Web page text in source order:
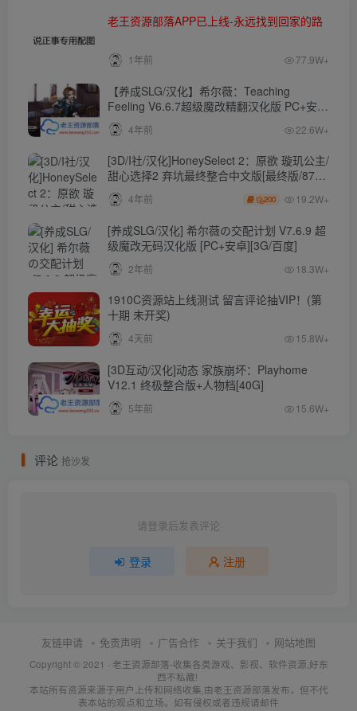
老王资源部落APP已上线-永远找到回家的路
1年前 77.9W+
【养成SLG/汉化】希尔薇：Teaching
Feeling V6.6.7超级魔改精翻汉化版 PC+安卓
【4.3G】
4年前 22.6W+
[3D/I社/汉化]HoneySelect 2：原欲 璇玑公主/
甜心选择2 弃坑最终整合中文版[最终版/87G/
秒传]
4年前 200 19.2W+
[养成SLG/汉化] 希尔薇の交配计划 V7.6.9 超
级魔改无码汉化版 [PC+安卓][3G/百度]
2年前 18.3W+
1910C资源站上线测试 留言评论抽VIP！(第
十期 未开奖)
4天前 15.8W+
[3D互动/汉化]动态 家族崩坏：Playhome
V12.1 终极整合版+人物档[40G]
5年前 15.6W+
评论 抢沙发
请登录后发表评论
登录 注册
友链申请 免责声明 广告合作 关于我们 网站地图
Copyright © 2021 · 老王资源部落-收集各类游戏、影视、软件资源,好东
西不私藏!
本站所有资源来源于用户上传和网络收集,由老王资源部落发布，但不代
表本站的观点和立场。如有侵权或者违规请邮件